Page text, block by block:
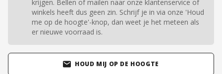
krijgen. Bellen of mailen naar onze klantenservice of
winkels heeft dus geen zin. Schrijf je in via onze 'Houd
me op de hoogte'-knop, dan weet je het meteen als
er nieuwe voorraad is.
HOUD MIJ OP DE HOOGTE